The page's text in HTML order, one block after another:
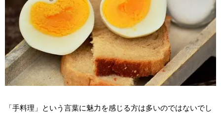
「手料理」という言葉に魅力を感じる方は多いのではないでし